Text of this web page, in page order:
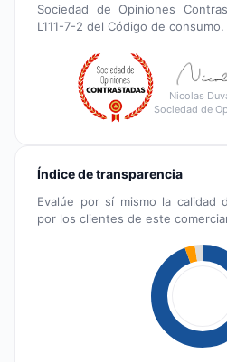
Sociedad de Opiniones
L111-7-2 del Código de consumo.
Nicolas
Sociedad de
Índice de transparencia
Evalúe por sí mismo la calidad
por los clientes de este